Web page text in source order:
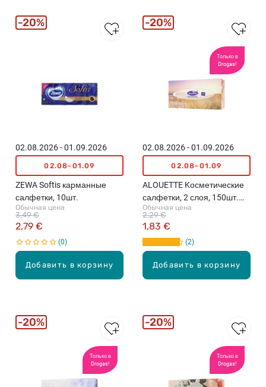
Добавить в корзину
02.08.2026 - 01.09.2026
02.08-01.09
ZEWA Softis карманные
салфетки, 10шт.
Обычная цена
2,79 €
3,49 €
0
20%
Только в
Drogas!
Добавить в корзину
02.08.2026 - 01.09.2026
02.08-01.09
ALOUETTE Kосметические
салфетки, 2 слоя, 150шт.
(различные цвета)
Обычная цена
1,83 €
2,29 €
2
20%
Только в
Drogas!
20%
Только в
Drogas!
20%